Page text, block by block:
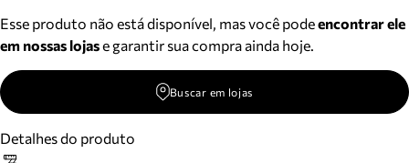
Esse produto não está disponível, mas você podeencontrar ele
em nossas lojase garantir sua compra ainda hoje.
Buscar em lojas
Detalhes do produto